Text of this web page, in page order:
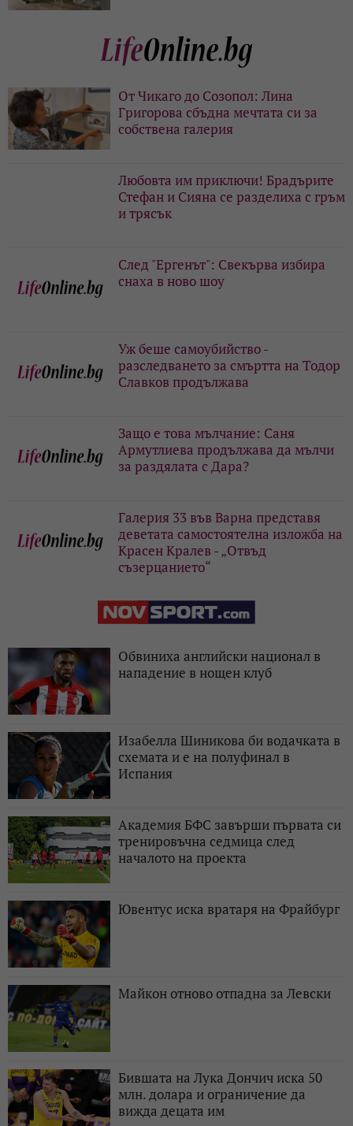
От Чикаго до Созопол: Лина
Григорова сбъдна мечтата си за
собствена галерия
Любовта им приключи! Брадърите
Стефан и Сияна се разделиха с гръм
и трясък
След "Ергенът": Свекърва избира
снаха в ново шоу
Уж беше самоубийство -
разследването за смъртта на Тодор
Славков продължава
Защо е това мълчание: Саня
Армутлиева продължава да мълчи
за раздялата с Дара?
Галерия 33 във Варна представя
деветата самостоятелна изложба на
Красен Кралев - „Отвъд
съзерцанието“
Обвиниха английски национал в
нападение в нощен клуб
Изабелла Шиникова би водачката в
схемата и е на полуфинал в
Испания
Академия БФС завърши първата си
тренировъчна седмица след
началото на проекта
Ювентус иска вратаря на Фрайбург
Майкон отново отпадна за Левски
Бившата на Лука Дончич иска 50
млн. долара и ограничение да
вижда децата им